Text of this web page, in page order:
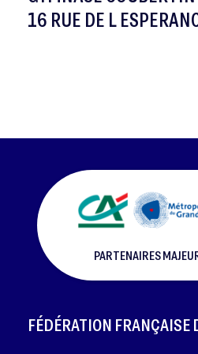
16 RUE DE L
PARTENAIRES
FOOTER
FÉDÉRATION FRANÇAISE